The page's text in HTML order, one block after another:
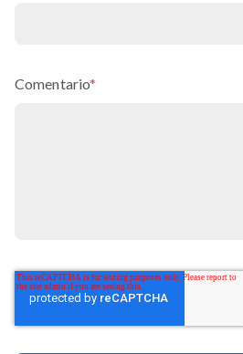
Comentario*